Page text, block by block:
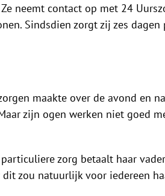
neemt contact op met 24
Sindsdien zorgt zij zes dagen
maakte over de avond en
zijn ogen werken niet goed
zorg betaalt haar
zou natuurlijk voor iedereen